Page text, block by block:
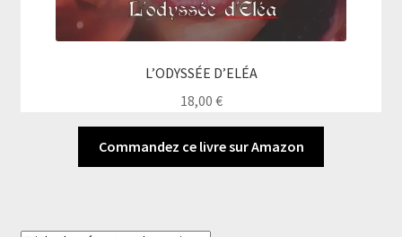
L’ODYSSÉE D’ELÉA
18,00 €
Commandez ce livre sur Amazon